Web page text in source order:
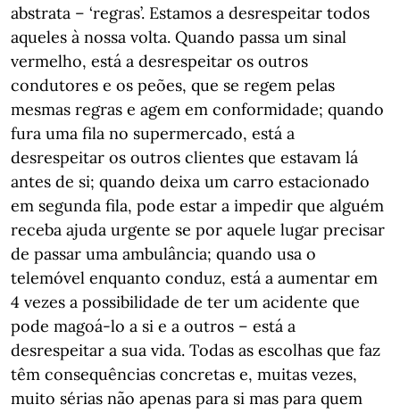
abstrata – ‘regras’. Estamos a desrespeitar todos
aqueles à nossa volta. Quando passa um sinal
vermelho, está a desrespeitar os outros
condutores e os peões, que se regem pelas
mesmas regras e agem em conformidade; quando
fura uma fila no supermercado, está a
desrespeitar os outros clientes que estavam lá
antes de si; quando deixa um carro estacionado
em segunda fila, pode estar a impedir que alguém
receba ajuda urgente se por aquele lugar precisar
de passar uma ambulância; quando usa o
telemóvel enquanto conduz, está a aumentar em
4 vezes a possibilidade de ter um acidente que
pode magoá-lo a si e a outros – está a
desrespeitar a sua vida. Todas as escolhas que faz
têm consequências concretas e, muitas vezes,
muito sérias não apenas para si mas para quem